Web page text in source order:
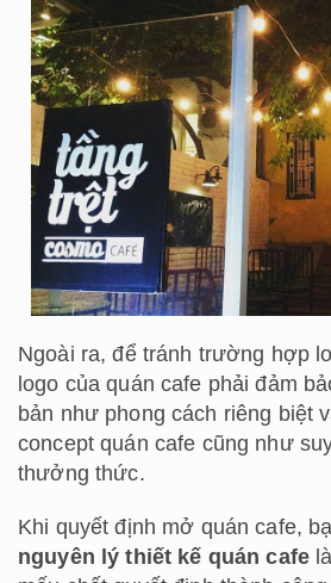
Ngoài ra, để tránh trường hợp
logo của quán cafe phải đảm
bản như phong cách riêng biệt
concept quán cafe cũng như
thưởng thức.
Khi quyết định mở quán cafe,
nguyên lý thiết kế quán cafe